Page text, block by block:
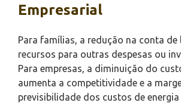
Empresarial
Para famílias, a redução na conta de
recursos para outras despesas ou
Para empresas, a diminuição do
aumenta a competitividade e a
previsibilidade dos custos de